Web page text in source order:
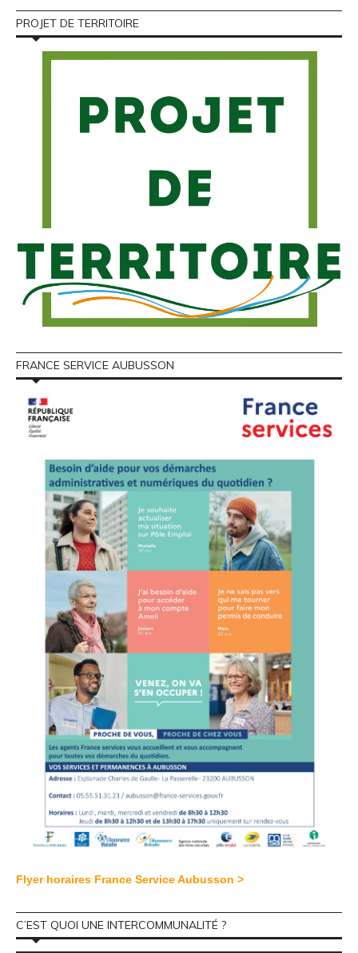
PROJET DE TERRITOIRE
FRANCE SERVICE AUBUSSON
Flyer horaires France Service Aubusson >
C’EST QUOI UNE INTERCOMMUNALITÉ ?